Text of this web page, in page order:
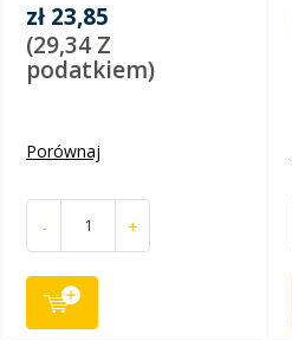
zł 23,85
(29,34 Z
podatkiem)
Porównaj
- +